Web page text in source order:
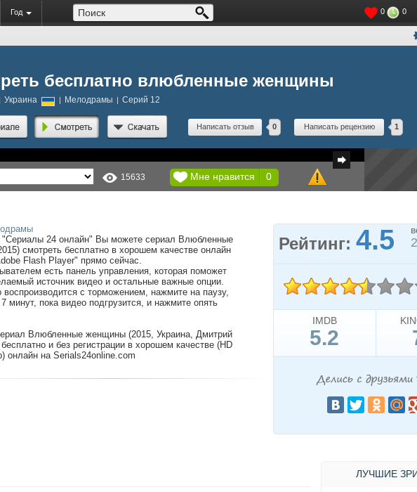
Год 0 0
бесплатно влюбленные женщины
Украина | Мелодрамы | Серий 12
Написать отзыв 0 Написать рецензию 1
15633 Мне нравится 0
Рейтинг: 4.5 2
IMDB
5.2
"Сериалы 24 онлайн" Вы можете сериал Влюбленные
смотреть бесплатно в хорошем качестве онлайн
Flash Player" прямо сейчас.
есть панель управления, которая поможет
источник видео и остальные важные опции.
воспроизводится с торможением, нажмите на паузу,
минут, пока видео подгрузится, и нажмите опять
Влюбленные женщины (2015, Украина, Дмитрий
и без регистрации в хорошем качестве (HD
онлайн на Serials24online.com
ЛУЧШИЕ